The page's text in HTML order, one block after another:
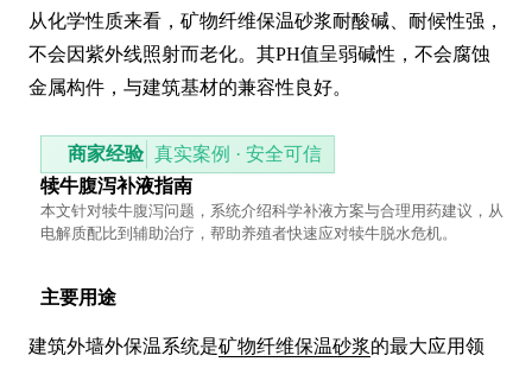
从化学性质来看，矿物纤维保温砂浆耐酸碱、耐候性强，
不会因紫外线照射而老化。其PH值呈弱碱性，不会腐蚀
金属构件，与建筑基材的兼容性良好。
商家经验 真实案例 · 安全可信
犊牛腹泻补液指南
本文针对犊牛腹泻问题，系统介绍科学补液方案与合理用药建议，从
电解质配比到辅助治疗，帮助养殖者快速应对犊牛脱水危机。
主要用途
建筑外墙外保温系统是矿物纤维保温砂浆的最大应用领